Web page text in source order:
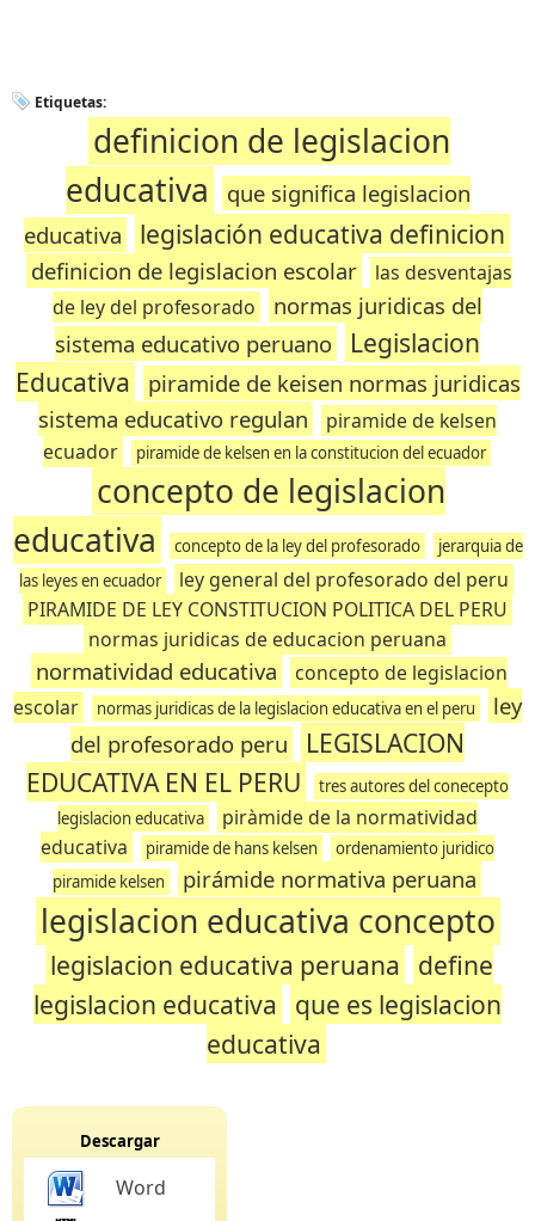
Etiquetas:
definicion de legislacion
educativa
que significa legislacion
educativa
legislación educativa definicion
definicion de legislacion escolar
las desventajas
de ley del profesorado
normas juridicas del
sistema educativo peruano
Legislacion
Educativa
piramide de keisen normas juridicas
sistema educativo regulan
piramide de kelsen
ecuador
piramide de kelsen en la constitucion del ecuador
concepto de legislacion
educativa
concepto de la ley del profesorado
jerarquia de
las leyes en ecuador
ley general del profesorado del peru
PIRAMIDE DE LEY CONSTITUCION POLITICA DEL PERU
normas juridicas de educacion peruana
normatividad educativa
concepto de legislacion
escolar
normas juridicas de la legislacion educativa en el peru
ley
del profesorado peru
LEGISLACION
EDUCATIVA EN EL PERU
tres autores del conecepto
legislacion educativa
piràmide de la normatividad
educativa
piramide de hans kelsen
ordenamiento juridico
piramide kelsen
pirámide normativa peruana
legislacion educativa concepto
legislacion educativa peruana define
legislacion educativa que es legislacion
educativa
Descargar
Word